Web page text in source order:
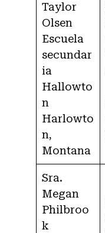
Taylor
Olsen
Escuela
secundar
ia
Hallowto
n
Harlowto
n,
Montana
Sra.
Megan
Philbroo
k